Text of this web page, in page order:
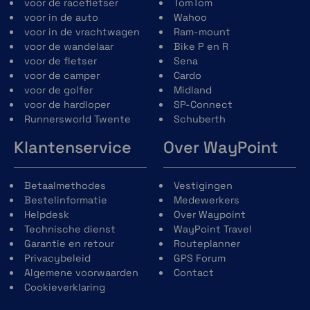
geïnstalleerd in de helmschaal
Nieuw Neckroll-concept voor
eenvoudiger onderhoud van de voering
en verbeterde aero-akoestiek-prestaties
en de mogelijkheid om de pasvorm aan te
passen dankzij het Schuberth Individual-
concept.
Nieuw kinvergrendelingsmechanisme
kunststof voor een lager gewicht en
winddeflector, nekrol, vizierafdichting en
helmstickers voor verbeterde
zichtbaarheid tijdens het rijden met
open en gesloten kinbak.
voor de racefietser
voor in de auto
voor in de vrachtwagen
voor de wandelaar
voor de fietser
voor de camper
voor de golfer
voor de hardloper
Runnersworld Twente
TomTom
Wahoo
Ram-mount
Bike P en R
Sena
Cardo
Midland
SP-Connect
Schuberth
Klantenservice
Betaalmethodes
Bestelinformatie
Helpdesk
Technische dienst
Garantie en retour
Privacybeleid
Algemene voorwaarden
Cookieverklaring
Over WayPoint
Vestigingen
Medewerkers
Over Waypoint
WayPoint Travel
Routeplanner
GPS Forum
Contact